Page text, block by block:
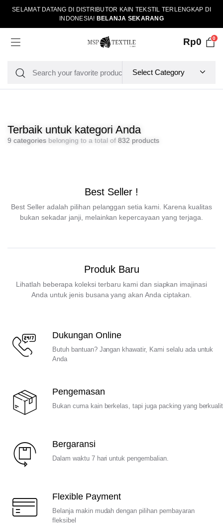
SELAMAT DATANG DI DISTRIBUTOR KAIN TEKSTIL TERLENGKAP DI
INDONESIA! BELANJA SEKARANG
Rp0 0
Terbaik untuk kategori Anda
9 categoriesbelonging to a total of 832 products
Best Seller !
Best Seller adalah pilihan pelanggan setia kami. Karena kualitas
bukan sekadar janji, melainkan kepercayaan yang terjaga.
Produk Baru
Lihatlah beberapa koleksi terbaru kami dan siapkan imajinasi
Anda untuk jenis busana yang akan Anda ciptakan.
Dukungan Online
Butuh bantuan? Jangan khawatir, Kami selalu ada untuk
Anda
Pengemasan
Bukan cuma kain berkelas, tapi juga packing yang
Bergaransi
Dalam waktu 7 hari untuk pengembalian.
Flexible Payment
Belanja makin mudah dengan pilihan pembayaran
fleksibel